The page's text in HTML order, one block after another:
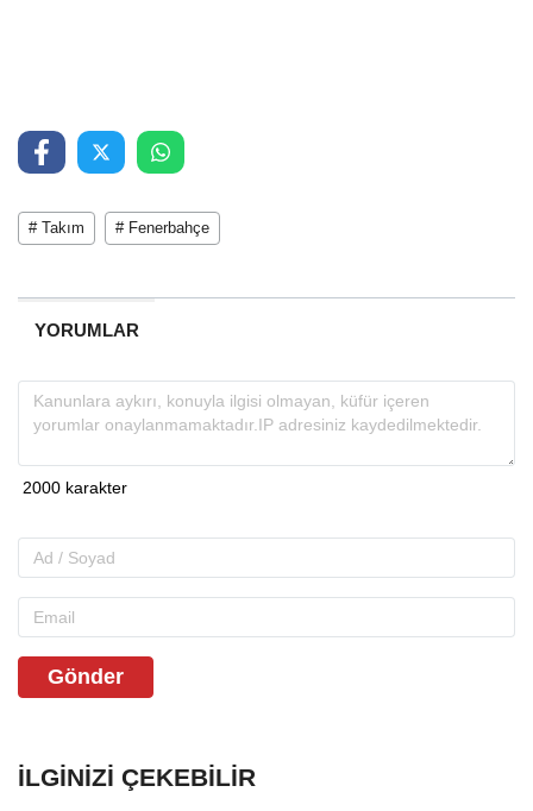
# Takım # Fenerbahçe
YORUMLAR
Gönder
İLGINIZI ÇEKEBILIR